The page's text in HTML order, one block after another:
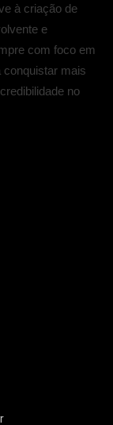
à criação de
e
com foco em
conquistar mais
no